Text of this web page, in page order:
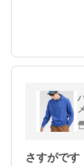
さすがです